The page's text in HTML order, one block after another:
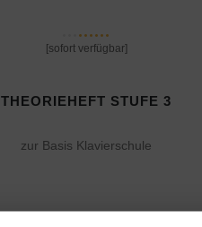
[sofort verfügbar]
THEORIEHEFT STUFE 3
zur Basis Klavierschule